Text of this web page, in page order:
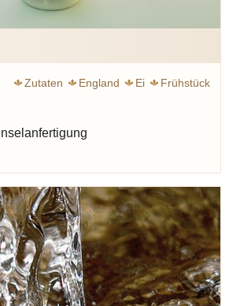
Zutaten England Ei Frühstück